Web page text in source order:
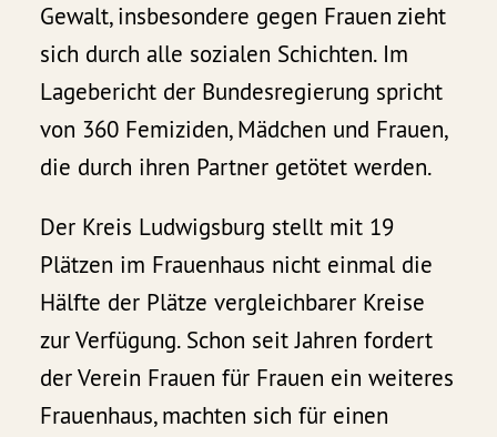
Gewalt, insbesondere gegen Frauen zieht
sich durch alle sozialen Schichten. Im
Lagebericht der Bundesregierung spricht
von 360 Femiziden, Mädchen und Frauen,
die durch ihren Partner getötet werden.
Der Kreis Ludwigsburg stellt mit 19
Plätzen im Frauenhaus nicht einmal die
Hälfte der Plätze vergleichbarer Kreise
zur Verfügung. Schon seit Jahren fordert
der Verein Frauen für Frauen ein weiteres
Frauenhaus, machten sich für einen